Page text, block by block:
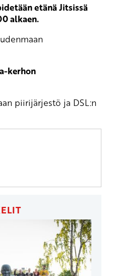
etänä Jitsissä
alkaen.
kerhon
piirijärjestö ja DSL:n